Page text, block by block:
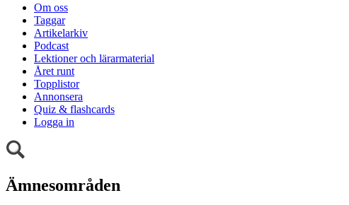
Om oss
Taggar
Artikelarkiv
Podcast
Lektioner och lärarmaterial
Året runt
Topplistor
Annonsera
Quiz & flashcards
Logga in
Ämnesområden